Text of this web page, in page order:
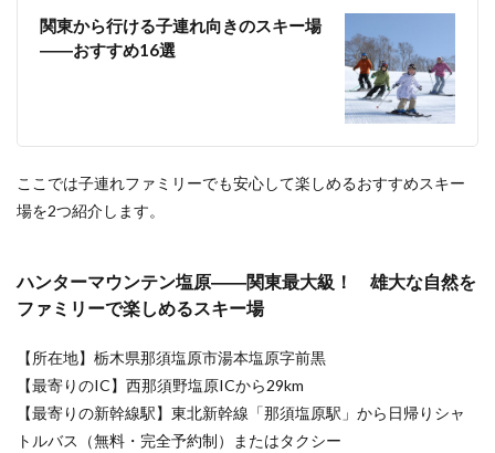
スノー
パーク
――関
2,500m
グラ
6.3.5
スノー
パーク
倉――
多彩な
コース
と
2,200m
関東から行ける子連れ向きのスキー場
――おすすめ16選
ここでは子連れファミリーでも安心して楽しめるおすすめスキー
場を2つ紹介します。
ハンターマウンテン塩原――関東最大級！ 雄大な自然を
ファミリーで楽しめるスキー場
【所在地】栃木県那須塩原市湯本塩原字前黒
【最寄りのIC】西那須野塩原ICから29km
【最寄りの新幹線駅】東北新幹線「那須塩原駅」から日帰りシャ
トルバス（無料・完全予約制）またはタクシー